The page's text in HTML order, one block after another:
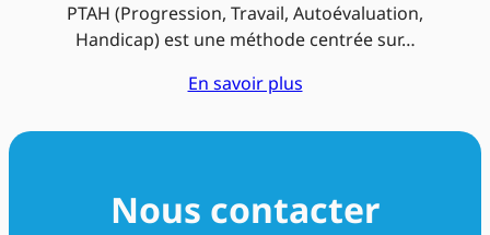
PTAH (Progression, Travail, Autoévaluation,
Handicap) est une méthode centrée sur…
En savoir plus
Nous contacter